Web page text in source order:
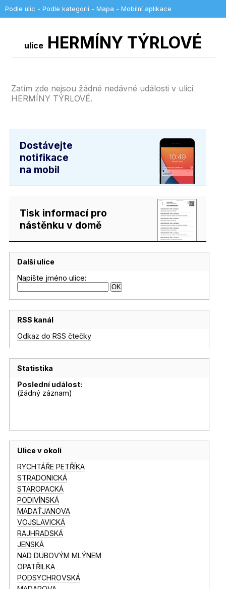
Podle ulic - Podle kategorií - Mapa - Mobilní aplikace
ulice HERMÍNY TÝRLOVÉ
Zatím zde nejsou žádné nedávné události v ulici
HERMÍNY TÝRLOVÉ.
Dostávejte
notifikace
na mobil
Tisk informací pro
nástěnku v domě
Další ulice
Napište jméno ulice:
RSS kanál
Odkaz do RSS čtečky
Statistika
Poslední událost:
(žádný záznam)
Ulice v okolí
RYCHTÁŘE PETŘÍKA
STRADONICKÁ
STAROPACKÁ
PODIVÍNSKÁ
MADAŤJANOVA
VOJSLAVICKÁ
RAJHRADSKÁ
JENSKÁ
NAD DUBOVÝM MLÝNEM
OPATŘILKA
PODSYCHROVSKÁ